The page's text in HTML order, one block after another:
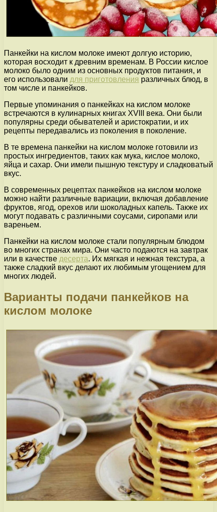
Панкейки на кислом молоке имеют долгую историю,
которая восходит к древним временам. В России кислое
молоко было одним из основных продуктов питания, и
его использовали для приготовления различных блюд, в
том числе и панкейков.
Первые упоминания о панкейках на кислом молоке
встречаются в кулинарных книгах XVIII века. Они были
популярны среди обывателей и аристократии, и их
рецепты передавались из поколения в поколение.
В те времена панкейки на кислом молоке готовили из
простых ингредиентов, таких как мука, кислое молоко,
яйца и сахар. Они имели пышную текстуру и сладковатый
вкус.
В современных рецептах панкейков на кислом молоке
можно найти различные вариации, включая добавление
фруктов, ягод, орехов или шоколадных капель. Также их
могут подавать с различными соусами, сиропами или
вареньем.
Панкейки на кислом молоке стали популярным блюдом
во многих странах мира. Они часто подаются на завтрак
или в качестве десерта. Их мягкая и нежная текстура, а
также сладкий вкус делают их любимым угощением для
многих людей.
Варианты подачи панкейков на
кислом молоке